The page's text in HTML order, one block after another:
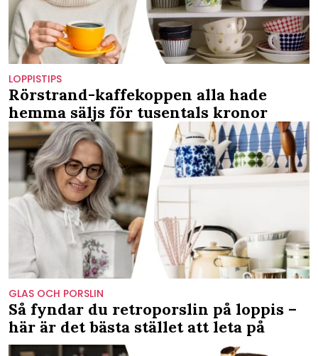
LOPPISTIPS
Rörstrand-kaffekoppen alla hade
hemma säljs för tusentals kronor
GLAS OCH PORSLIN
Så fyndar du retroporslin på loppis –
här är det bästa stället att leta på